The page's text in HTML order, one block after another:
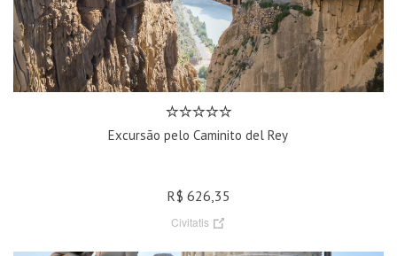
Excursão pelo Caminito del Rey
R$ 626,35
Civitatis